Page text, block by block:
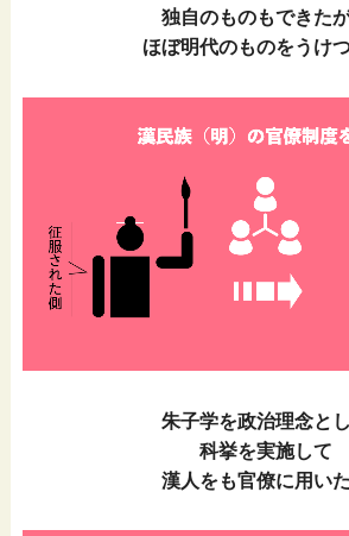
独自のものもできたが
ほぼ明代のものをうけ
朱子学を政治理念とし
科挙を実施して
漢人をも官僚に用いた